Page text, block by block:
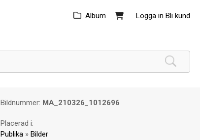
Logga in Bli kund
Album
Bildnummer: MA_210326_1012696
Placerad i:
Publika »Bilder